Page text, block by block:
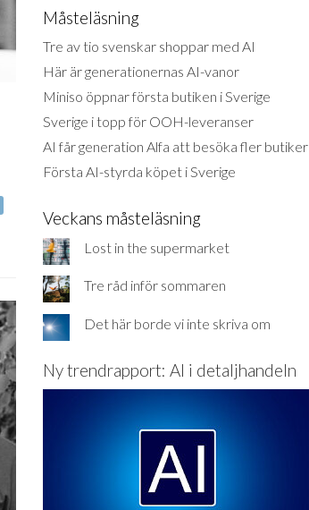
Måsteläsning
Tre av tio svenskar shoppar med AI
Här är generationernas AI-vanor
Miniso öppnar första butiken i Sverige
Sverige i topp för OOH-leveranser
AI får generation Alfa att besöka fler butiker
Första AI-styrda köpet i Sverige
Veckans måsteläsning
Lost in the supermarket
Tre råd inför sommaren
Det här borde vi inte skriva om
Ny trendrapport: AI i detaljhandeln